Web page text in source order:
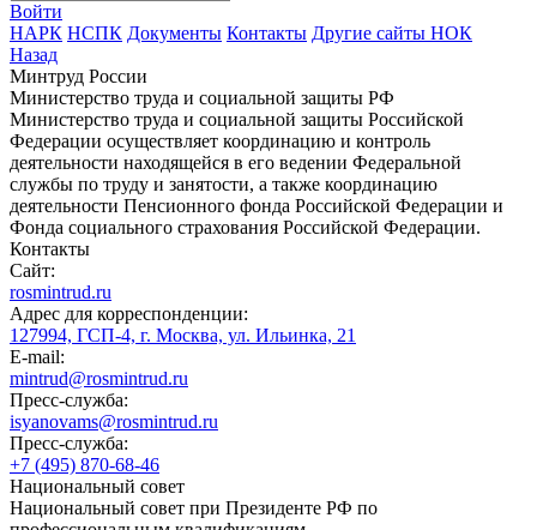
Войти
НАРК НСПК Документы Контакты Другие сайты НОК
Назад
Минтруд России
Министерство труда и социальной защиты РФ
Министерство труда и социальной защиты Российской
Федерации осуществляет координацию и контроль
деятельности находящейся в его ведении Федеральной
службы по труду и занятости, а также координацию
деятельности Пенсионного фонда Российской Федерации и
Фонда социального страхования Российской Федерации.
Контакты
Сайт:
rosmintrud.ru
Адрес для корреспонденции:
127994, ГСП-4, г. Москва, ул. Ильинка, 21
E-mail:
mintrud@rosmintrud.ru
Пресс-служба:
isyanovams@rosmintrud.ru
Пресс-служба:
+7 (495) 870-68-46
Национальный совет
Национальный совет при Президенте РФ по